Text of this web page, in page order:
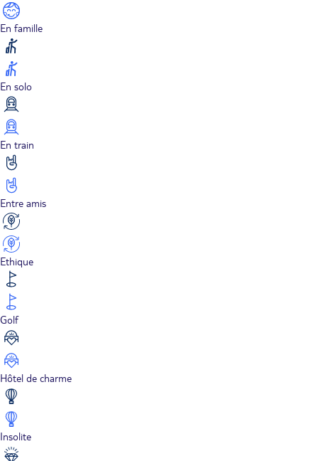
En famille
En solo
En train
Entre amis
Ethique
Golf
Hôtel de charme
Insolite